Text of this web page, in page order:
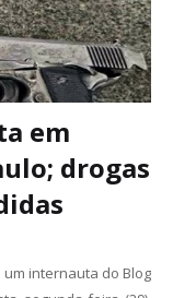
em
drogas
internauta do Blog